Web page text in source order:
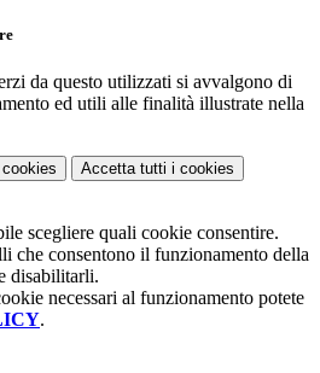
da questo utilizzati si avvalgono di
ed utili alle finalità illustrate nella
Accetta tutti i cookies
scegliere quali cookie consentire.
che consentono il funzionamento della
disabilitarli.
necessari al funzionamento potete
.